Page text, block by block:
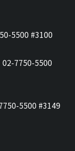
5500 #3100
02-7750-5500
5500 #3149